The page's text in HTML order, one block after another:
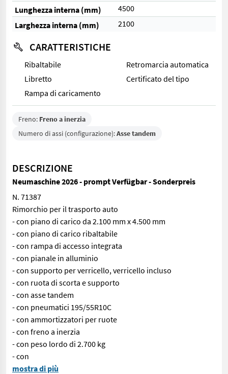
Lunghezza interna (mm)
4500
Larghezza interna (mm)
2100
CARATTERISTICHE
Ribaltabile
Retromarcia automatica
Libretto
Certificato del tipo
Rampa di caricamento
Freno: Freno a inerzia
Numero di assi (configurazione):Asse tandem
DESCRIZIONE
Neumaschine 2026 - prompt Verfügbar - Sonderpreis
N. 71387
Rimorchio per il trasporto auto
- con piano di carico da 2.100 mm x 4.500 mm
- con piano di carico ribaltabile
- con rampa di accesso integrata
- con pianale in alluminio
- con supporto per verricello, verricello incluso
- con ruota di scorta e supporto
- con asse tandem
- con pneumatici 195/55R10C
- con ammortizzatori per ruote
- con freno a inerzia
- con peso lordo di 2.700 kg
- con
N. 71387 Rimorchio per il trasporto auto - con piano di carico
mostra di più